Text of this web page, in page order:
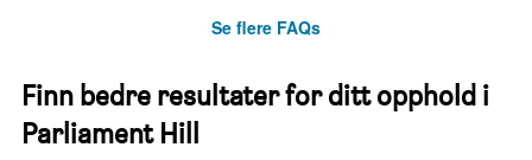
Se flere FAQs
Finn bedre resultater for ditt opphold i
Parliament Hill